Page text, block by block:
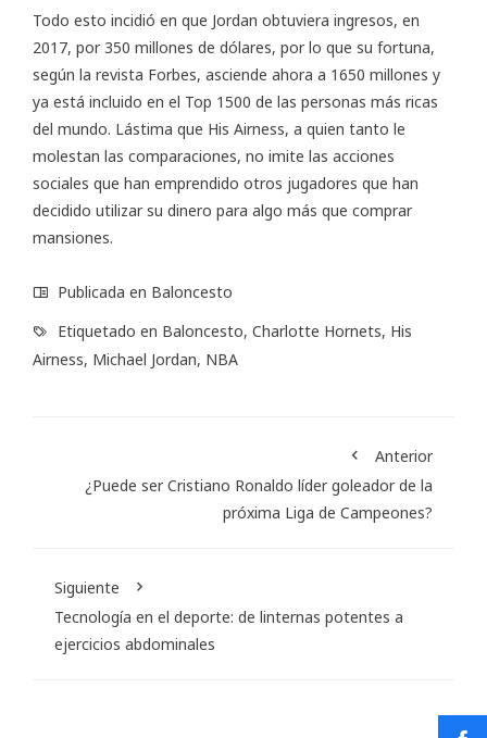
Todo esto incidió en que Jordan obtuviera ingresos, en
2017, por 350 millones de dólares, por lo que su fortuna,
según la revista Forbes, asciende ahora a 1650 millones y
ya está incluido en el Top 1500 de las personas más ricas
del mundo. Lástima que His Airness, a quien tanto le
molestan las comparaciones, no imite las acciones
sociales que han emprendido otros jugadores que han
decidido utilizar su dinero para algo más que comprar
mansiones.
Publicada en Baloncesto
Etiquetado en Baloncesto, Charlotte Hornets, His
Airness, Michael Jordan, NBA
Anterior
¿Puede ser Cristiano Ronaldo líder goleador de la
próxima Liga de Campeones?
Siguiente
Tecnología en el deporte: de linternas potentes a
ejercicios abdominales